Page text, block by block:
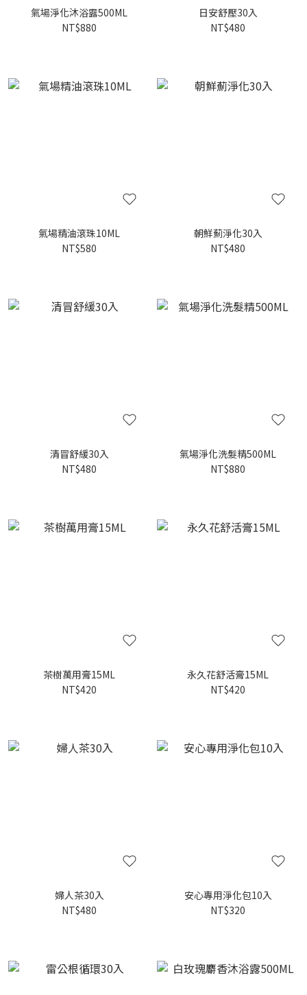
氣場淨化沐浴露500ML
NT$880
日安舒壓30入
NT$480
氣場精油滾珠10ML
NT$580
朝鮮薊淨化30入
NT$480
清冒舒緩30入
NT$480
氣場淨化洗髮精500ML
NT$880
茶樹萬用膏15ML
NT$420
永久花舒活膏15ML
NT$420
婦人茶30入
NT$480
安心專用淨化包10入
NT$320